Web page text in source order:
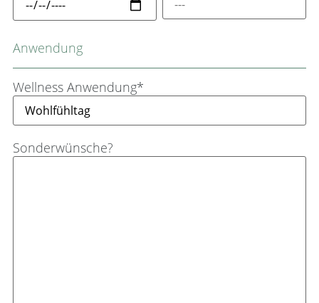
Anwendung
Wellness Anwendung*
Sonderwünsche?